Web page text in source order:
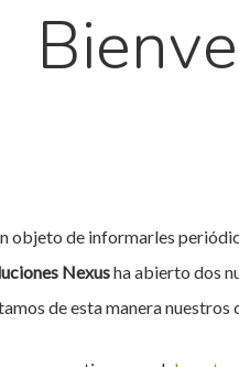
objeto de informarles
Nexusha abierto dos
de esta manera nuestros